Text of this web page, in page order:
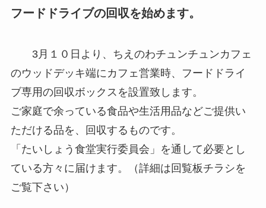
フードドライブの回収を始めます。
3月１０日より、ちえのわチュンチュンカフェ
のウッドデッキ端にカフェ営業時、フードドライ
ブ専用の回収ボックスを設置致します。
ご家庭で余っている食品や生活用品などご提供い
ただける品を、回収するものです。
「たいしょう食堂実行委員会」を通して必要とし
ている方々に届けます。（詳細は回覧板チラシを
ご覧下さい）